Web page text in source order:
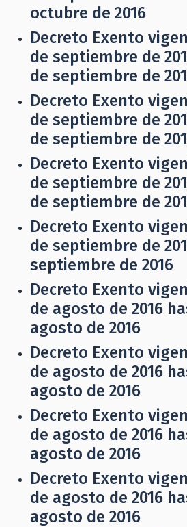
octubre de 2016
Decreto Exento
de septiembre de
de septiembre de
Decreto Exento
de septiembre de
de septiembre de
Decreto Exento
de septiembre de
de septiembre de
Decreto Exento
de septiembre de
septiembre de 2016
Decreto Exento
de agosto de 2016
agosto de 2016
Decreto Exento
de agosto de 2016
agosto de 2016
Decreto Exento
de agosto de 2016
agosto de 2016
Decreto Exento
de agosto de 2016
agosto de 2016